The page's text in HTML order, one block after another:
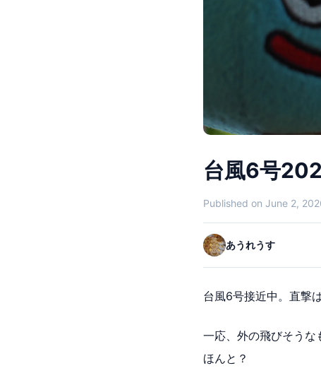
台風6号
Published on June 2,
あうれうす
台風6号接近中。直撃
一応、外の飛びそうな
ほんと？